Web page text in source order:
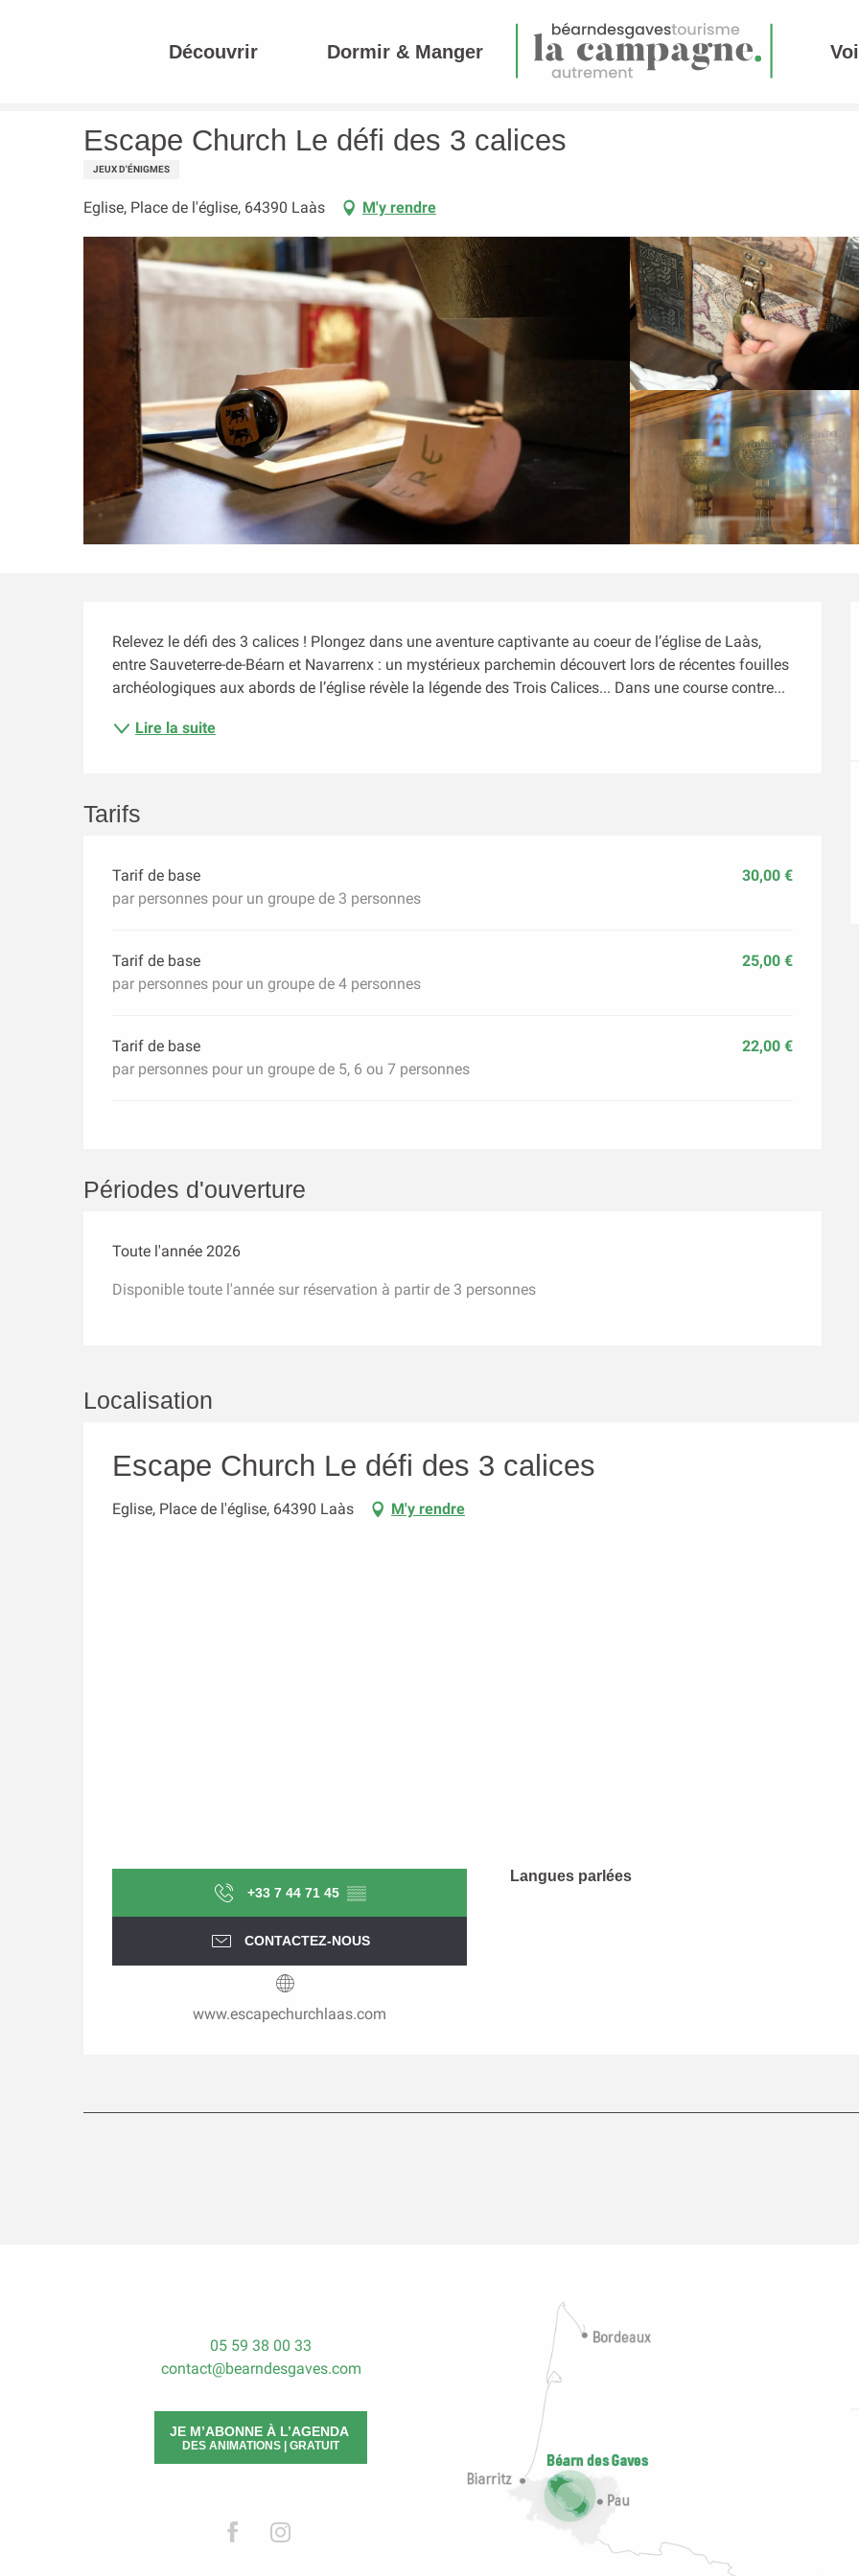
Découvrir Dormir & Manger
Escape Church Le défi des 3 calices
JEUX D'ÉNIGMES
Eglise, Place de l'église, 64390 Laàs M'y rendre
Relevez le défi des 3 calices ! Plongez dans une aventure captivante au coeur de l’église de Laàs,
entre Sauveterre-de-Béarn et Navarrenx : un mystérieux parchemin découvert lors de récentes fouilles
archéologiques aux abords de l’église révèle la légende des Trois Calices... Dans une course contre...
Lire la suite
Tarifs
Tarif de base
par personnes pour un groupe de 3 personnes
30,00 €
Tarif de base
par personnes pour un groupe de 4 personnes
25,00 €
Tarif de base
par personnes pour un groupe de 5, 6 ou 7 personnes
22,00 €
Périodes d'ouverture
Toute l'année 2026
Disponible toute l'année sur réservation à partir de 3 personnes
Localisation
Escape Church Le défi des 3 calices
Eglise, Place de l'église, 64390 Laàs M'y rendre
+33 7 44 71 45 ▒▒
CONTACTEZ-NOUS
www.escapechurchlaas.com
Langues parlées
Langues parlées
05 59 38 00 33
contact@bearndesgaves.com
JE M’ABONNE À L’AGENDA
DES ANIMATIONS | GRATUIT